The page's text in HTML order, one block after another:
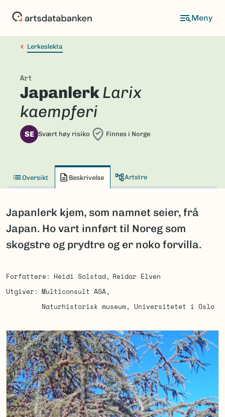
Lerkeslekta
Art
JapanlerkLarix
kaempferi
SE Svært høy risiko Finnes i Norge
Oversikt Beskrivelse Artstre
Japanlerk kjem, som namnet seier, frå
Japan. Ho vart innført til Noreg som
skogstre og prydtre og er noko forvilla.
Forfattere Heidi Solstad
Reidar Elven
Utgiver
Multiconsult ASA
Naturhistorisk museum, Universitetet i Oslo